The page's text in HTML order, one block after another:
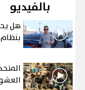
بالفيديو
هل